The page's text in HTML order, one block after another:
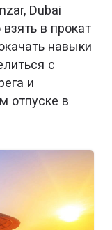
Dubai
в прокат
навыки
с
и
отпуске в